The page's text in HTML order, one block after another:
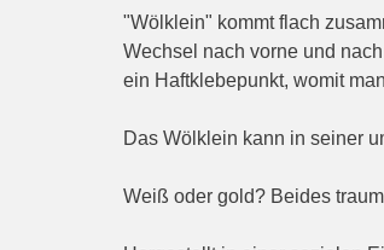
"Wölklein" kommt flach
Wechsel nach vorne und
ein Haftklebepunkt, womit
Das Wölklein kann in seiner
Weiß oder gold? Beides